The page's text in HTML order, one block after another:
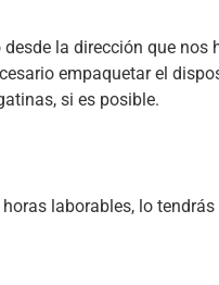
la dirección que nos
empaquetar el
si es posible.
laborables, lo tendrás